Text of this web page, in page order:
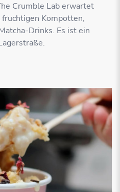
Crumble Lab erwartet
Kompotten,
Drinks. Es ist ein